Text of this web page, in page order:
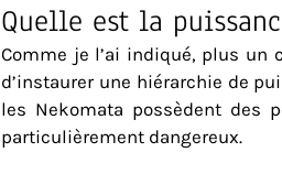
Quelle est la
Comme je l’ai indiqué, plus
d’instaurer une hiérarchie de
les Nekomata possèdent des
particulièrement dangereux.